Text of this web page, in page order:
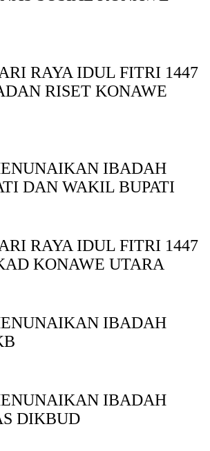
RAYA IDUL FITRI 1447
RISET KONAWE
IBADAH
DAN WAKIL BUPATI
RAYA IDUL FITRI 1447
KONAWE UTARA
IBADAH
IBADAH
DIKBUD